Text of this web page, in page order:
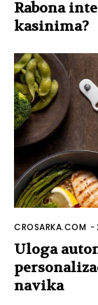
Rabona
kasinima?
CROSARKA.COM -
Uloga
navika